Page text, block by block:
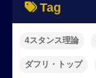
Tag
4スタンス理論
ダフリ・トップ